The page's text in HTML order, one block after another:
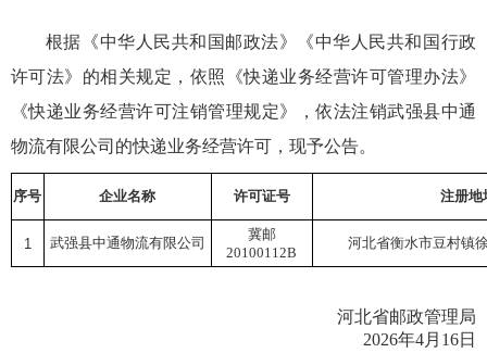
根据《中华人民共和国邮政法》《中华人民共和国行政
许可法》的相关规定，依照《快递业务经营许可管理办法》
《快递业务经营许可注销管理规定》，依法注销武强县中通
物流有限公司的快递业务经营许可，现予公告。
序号 企业名称 许可证号 注册地
1 武强县中通物流有限公司
冀邮
20100112B
河北省衡水市豆村镇
河北省邮政管理局
2026年4月16日